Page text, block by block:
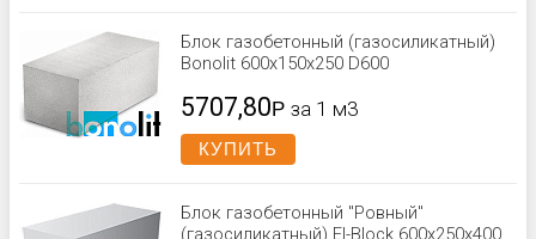
Блок газобетонный (газосиликатный)
Bonolit 600x150x250 D600
5707,80Р за 1 м3
КУПИТЬ
Блок газобетонный "Ровный"
(газосиликатный) El-Block 600х250х400